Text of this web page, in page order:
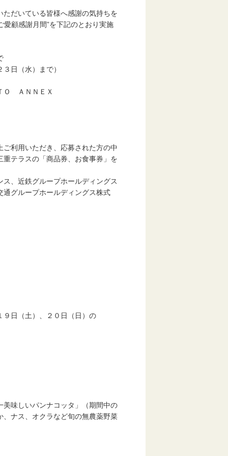
だいている皆様へ感謝の気持ちを
愛顧感謝月間”を下記のとおり実施
（水）まで）
Ｏ ＡＮＮＥＸ
利用いただき、応募された方の中
ラスの「商品券、お食事券」を
、近鉄グループホールディングス
ループホールディングス株式
（土）、２０日（日）の
しいパンナコッタ」（期間中の
ス、オクラなど旬の無農薬野菜